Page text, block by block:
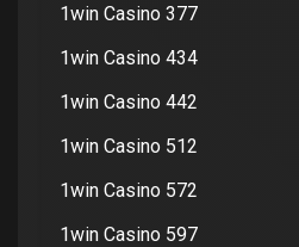
1win Casino 377
1win Casino 434
1win Casino 442
1win Casino 512
1win Casino 572
1win Casino 597